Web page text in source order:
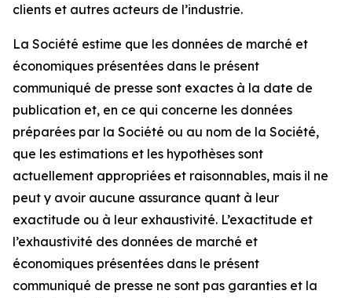
clients et autres acteurs de l’industrie.
La Société estime que les données de marché et
économiques présentées dans le présent
communiqué de presse sont exactes à la date de
publication et, en ce qui concerne les données
préparées par la Société ou au nom de la Société,
que les estimations et les hypothèses sont
actuellement appropriées et raisonnables, mais il ne
peut y avoir aucune assurance quant à leur
exactitude ou à leur exhaustivité. L’exactitude et
l’exhaustivité des données de marché et
économiques présentées dans le présent
communiqué de presse ne sont pas garanties et la